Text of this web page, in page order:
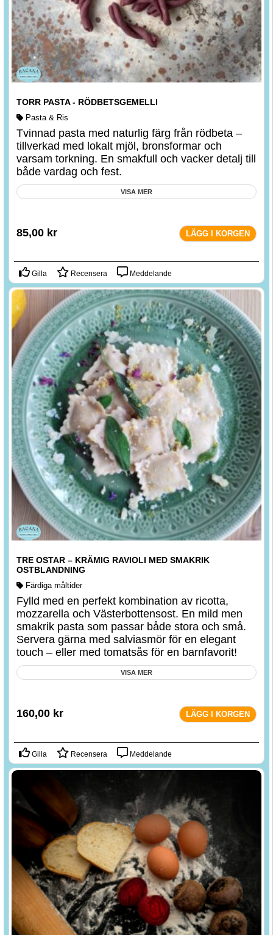
TORR PASTA - RÖDBETSGEMELLI
Pasta & Ris
Tvinnad pasta med naturlig färg från rödbeta –
tillverkad med lokalt mjöl, bronsformar och
varsam torkning. En smakfull och vacker detalj till
både vardag och fest.
VISA MER
85,00 kr LÄGG I KORGEN
Gilla Recensera Meddelande
TRE OSTAR – KRÄMIG RAVIOLI MED SMAKRIK
OSTBLANDNING
Färdiga måltider
Fylld med en perfekt kombination av ricotta,
mozzarella och Västerbottensost. En mild men
smakrik pasta som passar både stora och små.
Servera gärna med salviasmör för en elegant
touch – eller med tomatsås för en barnfavorit!
VISA MER
160,00 kr LÄGG I KORGEN
Gilla Recensera Meddelande